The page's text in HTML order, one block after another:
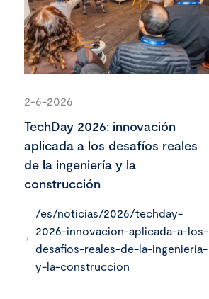
2-6-2026
TechDay 2026: innovación
aplicada a los desafíos reales
de la ingeniería y la
construcción
/es/noticias/2026/techday-
2026-innovacion-aplicada-a-los-
desafios-reales-de-la-ingenieria-
y-la-construccion